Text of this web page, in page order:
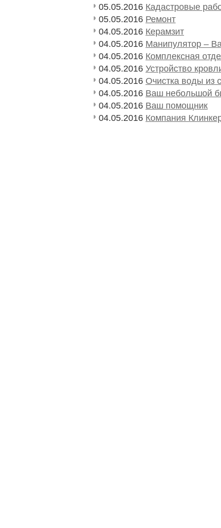
05.05.2016 Кадастровые
05.05.2016 Ремонт
04.05.2016 Керамзит
04.05.2016 Манипулятор –
04.05.2016 Комплексная
04.05.2016 Устройство
04.05.2016 Очистка воды из
04.05.2016 Ваш небольшой
04.05.2016 Ваш помощник
04.05.2016 Компания